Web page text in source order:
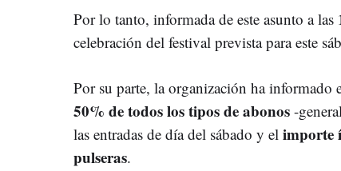
Por lo tanto, informada de este asunto a las
celebración del festival prevista para este
Por su parte, la organización ha informado
50% de todos los tipos de abonos -
las entradas de día del sábado y el importe
pulseras.